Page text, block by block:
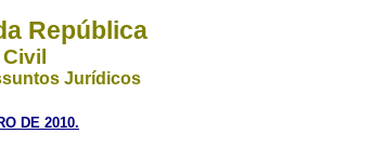
República
Jurídicos
DE 2010.